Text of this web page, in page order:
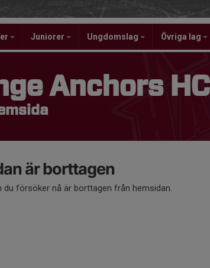
Juniorer Ungdomslag Övriga lag
Anchors HC
är borttagen
du försöker nå är borttagen från hemsidan.